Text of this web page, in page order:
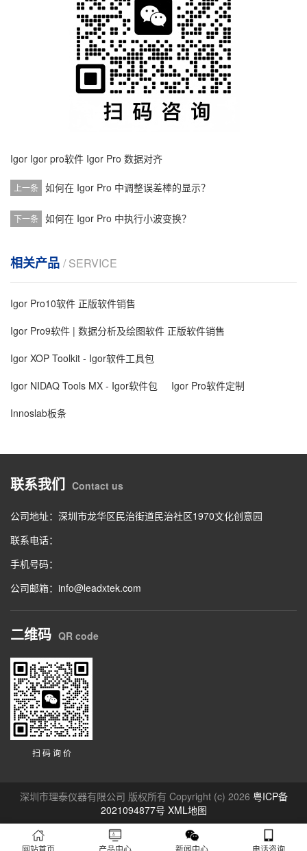
Igor Igor pro软件 Igor Pro 数据对齐
上一条 如何在 Igor Pro 中调整误差棒的显示？
下一条 如何在 Igor Pro 中执行小波变换？
相关产品 / SERVICE
Igor Pro10软件 正版软件销售
Igor Pro9软件 | 数据分析及绘图软件 正版软件销售
Igor XOP Toolkit - Igor软件工具包
Igor NIDAQ Tools MX - Igor软件包
Igor Pro软件定制
Innoslab板条
联系我们 Contact us
公司地址：深圳市龙华区民治街道民治社区1970文化创意园
联系电话：
手机号码：
公司邮箱：info@leadxtek.com
二维码 QR code
扫 码 询 价
深圳市理泰仪器有限公司 版权所有 Copyright (c) 2026 粤ICP备
2021094877号 XML地图
网站首页 产品中心 新闻中心 电话咨询